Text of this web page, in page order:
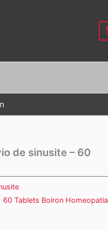
de sinusite – 60
Tablets Boiron Homeopatia